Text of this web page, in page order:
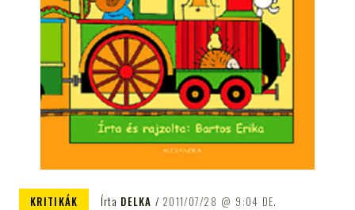
KRITIKÁK Írta DELKA 2011/07/28 9:04 DE.